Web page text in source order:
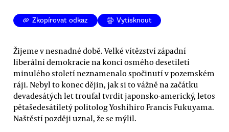
Zkopírovat odkaz Vytisknout
Žijeme v nesnadné době. Velké vítězství západní
liberální demokracie na konci osmého desetiletí
minulého století neznamenalo spočinutí v pozemském
ráji. Nebyl to konec dějin, jak si to vážně na začátku
devadesátých let troufal tvrdit japonsko-americký, letos
pětašedesátiletý politolog Yoshihiro Francis Fukuyama.
Naštěstí později uznal, že se mýlil.